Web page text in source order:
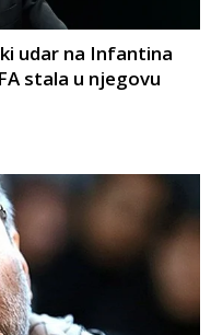
udar na Infantina
stala u njegovu